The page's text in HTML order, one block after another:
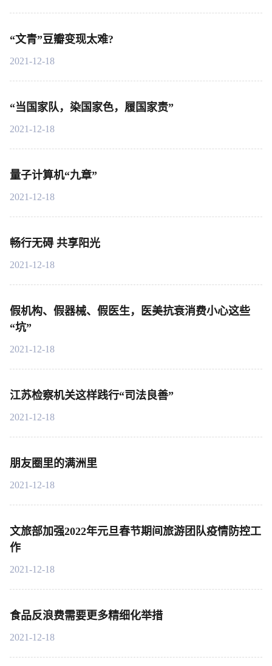
“文青”豆瓣变现太难?
2021-12-18
“当国家队，染国家色，履国家责”
2021-12-18
量子计算机“九章”
2021-12-18
畅行无碍 共享阳光
2021-12-18
假机构、假器械、假医生，医美抗衰消费小心这些
“坑”
2021-12-18
江苏检察机关这样践行“司法良善”
2021-12-18
朋友圈里的满洲里
2021-12-18
文旅部加强2022年元旦春节期间旅游团队疫情防控工
作
2021-12-18
食品反浪费需要更多精细化举措
2021-12-18